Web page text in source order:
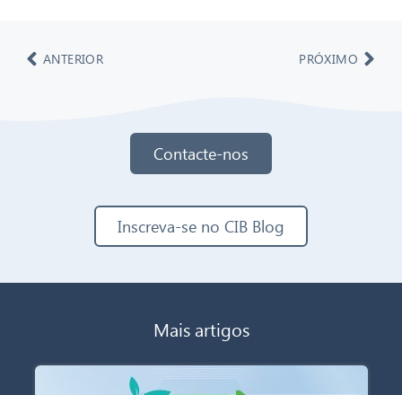
ANTERIOR PRÓXIMO
Contacte-nos
Inscreva-se no CIB Blog
Mais artigos